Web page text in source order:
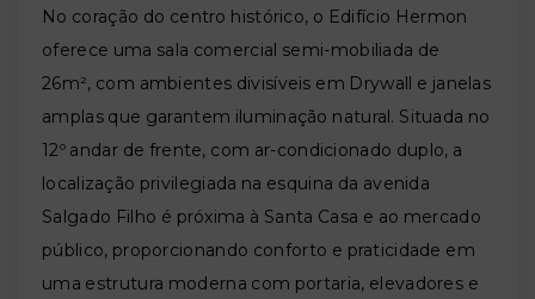
No coração do centro histórico, o Edifício Hermon
oferece uma sala comercial semi-mobiliada de
26m², com ambientes divisíveis em Drywall e janelas
amplas que garantem iluminação natural. Situada no
12º andar de frente, com ar-condicionado duplo, a
localização privilegiada na esquina da avenida
Salgado Filho é próxima à Santa Casa e ao mercado
público, proporcionando conforto e praticidade em
uma estrutura moderna com portaria, elevadores e